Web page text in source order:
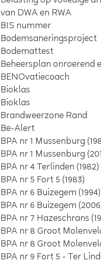
van DWA en RWA
BIS nummer
Bodemsaneringsproject
Bodemattest
Beheersplan onroerend
BENOvatiecoach
Bioklas
Bioklas
Brandweerzone Rand
Be-Alert
BPA nr 1 Mussenburg
BPA nr 1 Mussenburg
BPA nr 4 Terlinden (1982)
BPA nr 5 Fort 5 (1983)
BPA nr 6 Buizegem (1994)
BPA nr 6 Buizegem
BPA nr 7 Hazeschrans
BPA nr 8 Groot
BPA nr 8 Groot
BPA nr 9 Fort 5 - Ter